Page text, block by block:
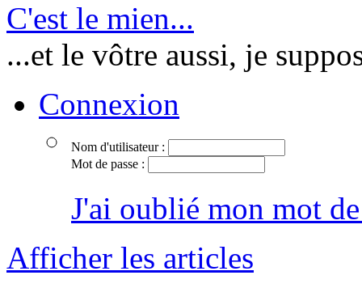
C'est le mien...
...et le vôtre aussi, je
Connexion
Nom d'utilisateur :
Mot de passe :
J'ai oublié mon mot de
Afficher les articles